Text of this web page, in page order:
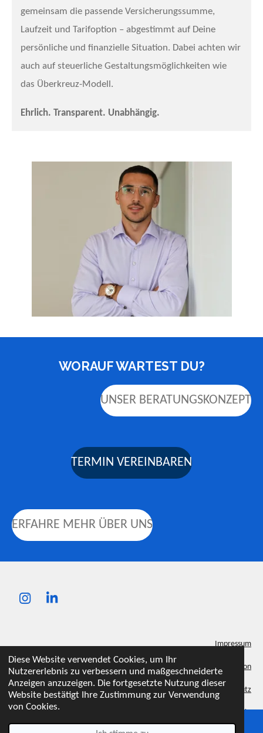
Diese Website verwendet Cookies, um Ihr
Nutzererlebnis zu verbessern und maßgeschneiderte
Anzeigen anzuzeigen. Die fortgesetzte Nutzung dieser
Website bestätigt Ihre Zustimmung zur Verwendung
von Cookies.
gemeinsam die passende Versicherungssumme,
Laufzeit und Tarifoption – abgestimmt auf Deine
persönliche und finanzielle Situation. Dabei achten wir
auch auf steuerliche Gestaltungsmöglichkeiten wie
das Überkreuz-Modell.
Ehrlich. Transparent. Unabhängig.
WORAUF WARTEST DU?
UNSER BERATUNGSKONZEPT
TERMIN VEREINBAREN
ERFAHRE MEHR ÜBER UNS
I
g
r
a
m
L
d
I
n
Impressum
Erstinformation
Datenschutz
Kontakt